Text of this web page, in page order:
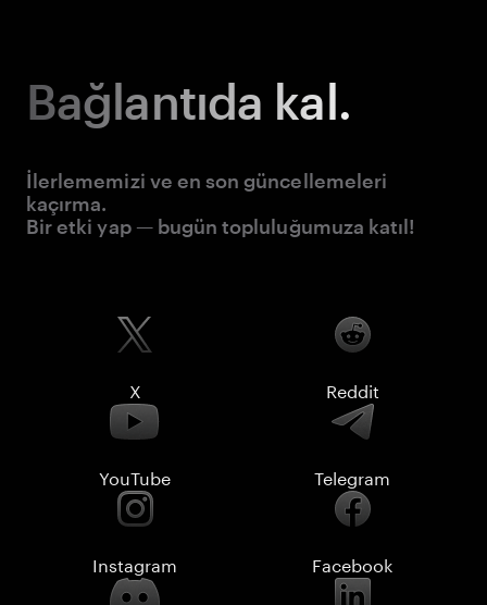
Bağlantıda kal.
İlerlememizi ve en son güncellemeleri
kaçırma.
Bir etki yap — bugün topluluğumuza katıl!
X Reddit
YouTube Telegram
Instagram Facebook